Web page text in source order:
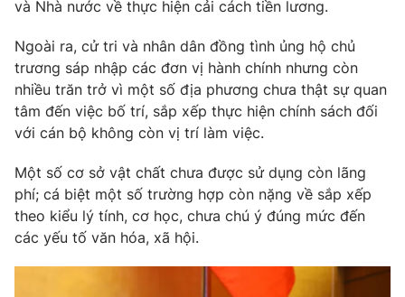
và Nhà nước về thực hiện cải cách tiền lương.
Ngoài ra, cử tri và nhân dân đồng tình ủng hộ chủ
trương sáp nhập các đơn vị hành chính nhưng còn
nhiều trăn trở vì một số địa phương chưa thật sự quan
tâm đến việc bố trí, sắp xếp thực hiện chính sách đối
với cán bộ không còn vị trí làm việc.
Một số cơ sở vật chất chưa được sử dụng còn lãng
phí; cá biệt một số trường hợp còn nặng về sắp xếp
theo kiểu lý tính, cơ học, chưa chú ý đúng mức đến
các yếu tố văn hóa, xã hội.